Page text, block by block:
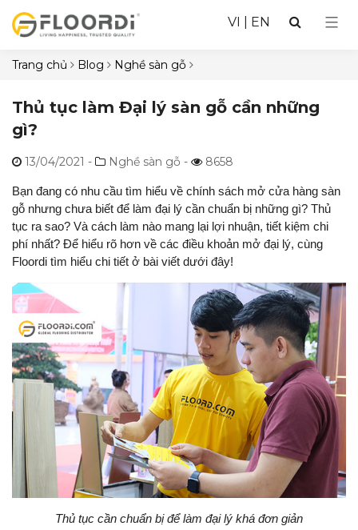
VI EN
Trang chủ Blog Nghề sàn gỗ
Thủ tục làm Đại lý sàn gỗ cần những
gì?
13/04/2021 - Nghề sàn gỗ - 8658
Bạn đang có nhu cầu tìm hiểu về chính sách mở cửa hàng sàn
gỗ nhưng chưa biết để làm đại lý cần chuẩn bị những gì? Thủ
tục ra sao? Và cách làm nào mang lại lợi nhuận, tiết kiệm chi
phí nhất? Để hiểu rõ hơn về các điều khoản mở đại lý, cùng
Floordi tìm hiểu chi tiết ở bài viết dưới đây!
Thủ tục cần chuẩn bị để làm đại lý khá đơn giản